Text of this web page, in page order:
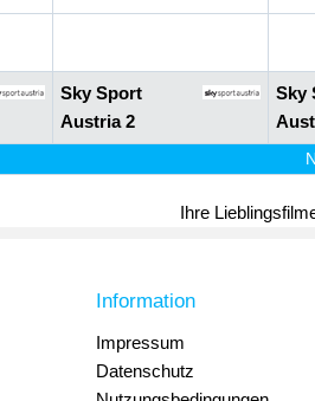
Sky Sport
Austria 2
Sky
Ihre
Information
Impressum
Datenschutz